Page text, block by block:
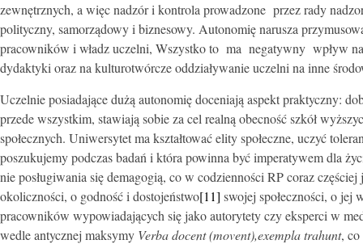
zewnętrznych, a więc nadzór i kontrola prowadzone przez rady
polityczny, samorządowy i biznesowy. Autonomię narusza
pracowników i władz uczelni, Wszystko to ma negatywny wpływ
dydaktyki oraz na kulturotwórcze oddziaływanie uczelni na inne
Uczelnie posiadające dużą autonomię doceniają aspekt praktyczny:
przede wszystkim, stawiają sobie za cel realną obecność szkół
społecznych. Uniwersytet ma kształtować elity społeczne, uczyć
poszukujemy podczas badań i która powinna być imperatywem dla
nie posługiwania się demagogią, co w codzienności RP coraz
okoliczności, o godność i dostojeństwo[11] swojej społeczności, o jej
pracowników wypowiadających się jako autorytety czy eksperci w
wedle antycznej maksymy Verba docent (movent),exempla trahunt, co